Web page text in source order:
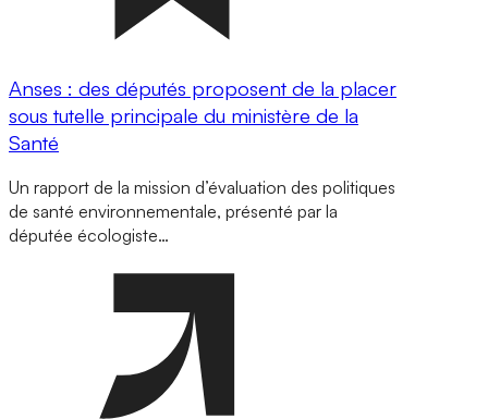
Anses : des députés proposent de la placer
sous tutelle principale du ministère de la
Santé
Un rapport de la mission d’évaluation des politiques
de santé environnementale, présenté par la
députée écologiste…